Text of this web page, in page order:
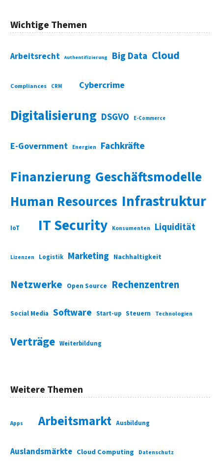
Wichtige Themen
Arbeitsrecht Authentifizierung Big Data Cloud
Compliances CRM Cybercrime
Digitalisierung DSGVO E-Commerce
E-Government Energien Fachkräfte
Finanzierung Geschäftsmodelle
Human Resources Infrastruktur
IoT IT Security Konsumenten Liquidität
Lizenzen Logistik Marketing Nachhaltigkeit
Netzwerke Open Source Rechenzentren
Social Media Software Start-up Steuern Technologien
Verträge Weiterbildung
Weitere Themen
Apps Arbeitsmarkt Ausbildung
Auslandsmärkte Cloud Computing Datenschutz